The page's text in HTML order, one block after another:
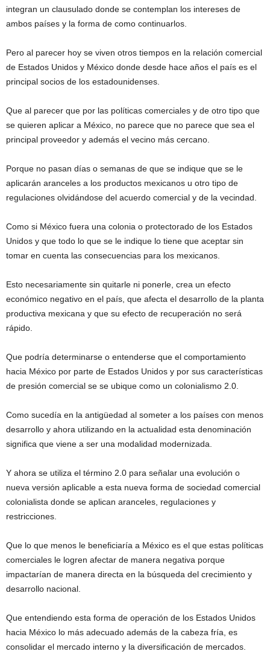
integran un clausulado donde se contemplan los intereses de
ambos países y la forma de como continuarlos.
Pero al parecer hoy se viven otros tiempos en la relación comercial
de Estados Unidos y México donde desde hace años el país es el
principal socios de los estadounidenses.
Que al parecer que por las políticas comerciales y de otro tipo que
se quieren aplicar a México, no parece que no parece que sea el
principal proveedor y además el vecino más cercano.
Porque no pasan días o semanas de que se indique que se le
aplicarán aranceles a los productos mexicanos u otro tipo de
regulaciones olvidándose del acuerdo comercial y de la vecindad.
Como si México fuera una colonia o protectorado de los Estados
Unidos y que todo lo que se le indique lo tiene que aceptar sin
tomar en cuenta las consecuencias para los mexicanos.
Esto necesariamente sin quitarle ni ponerle, crea un efecto
económico negativo en el país, que afecta el desarrollo de la planta
productiva mexicana y que su efecto de recuperación no será
rápido.
Que podría determinarse o entenderse que el comportamiento
hacia México por parte de Estados Unidos y por sus características
de presión comercial se se ubique como un colonialismo 2.0.
Como sucedía en la antigüedad al someter a los países con menos
desarrollo y ahora utilizando en la actualidad esta denominación
significa que viene a ser una modalidad modernizada.
Y ahora se utiliza el término 2.0 para señalar una evolución o
nueva versión aplicable a esta nueva forma de sociedad comercial
colonialista donde se aplican aranceles, regulaciones y
restricciones.
Que lo que menos le beneficiaría a México es el que estas políticas
comerciales le logren afectar de manera negativa porque
impactarían de manera directa en la búsqueda del crecimiento y
desarrollo nacional.
Que entendiendo esta forma de operación de los Estados Unidos
hacia México lo más adecuado además de la cabeza fría, es
consolidar el mercado interno y la diversificación de mercados.